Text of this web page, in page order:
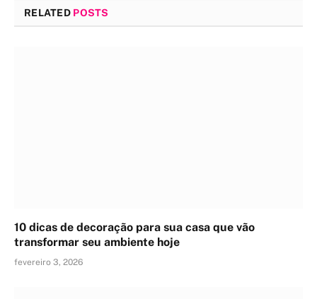
RELATED POSTS
10 dicas de decoração para sua casa que vão
transformar seu ambiente hoje
fevereiro 3, 2026